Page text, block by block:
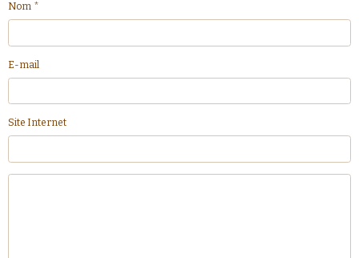
Nom
E-mail
Site Internet